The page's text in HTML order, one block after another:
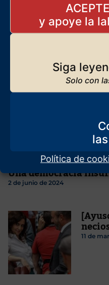
Siga
Política de
todos
10 de
Vox
11 de
Una democracia
2 de junio de 2024
11 de